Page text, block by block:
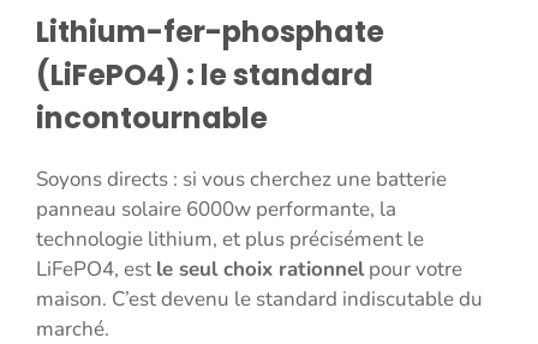
Lithium-fer-phosphate
(LiFePO4) : le standard
incontournable
Soyons directs : si vous cherchez une batterie
panneau solaire 6000w performante, la
technologie lithium, et plus précisément le
LiFePO4, est le seul choix rationnelpour votre
maison. C’est devenu le standard indiscutable du
marché.